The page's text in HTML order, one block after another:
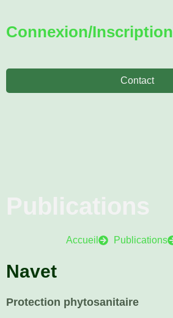
Connexion/Inscription
Contact
Publications
Accueil Publications
Navet
Protection phytosanitaire